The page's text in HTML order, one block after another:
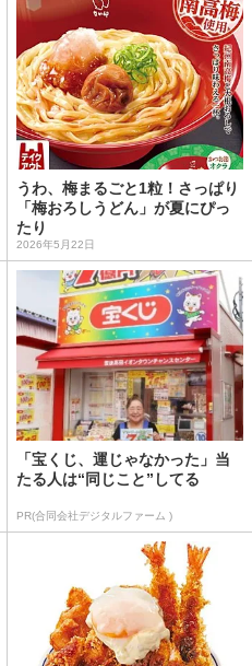
うわ、梅まるごと1粒！さっぱり
「梅おろしうどん」が夏にぴっ
たり
2026年5月22日
「宝くじ、運じゃなかった」当
たる人は“同じこと”してる
PR(合同会社デジタルファーム )